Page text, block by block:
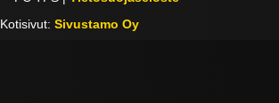
Kotisivut: Sivustamo Oy